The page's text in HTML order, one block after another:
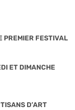
PREMIER FESTIVAL
ET DIMANCHE
D’ART